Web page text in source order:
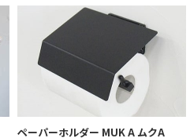
ペーパーホルダー MUK A ムクA